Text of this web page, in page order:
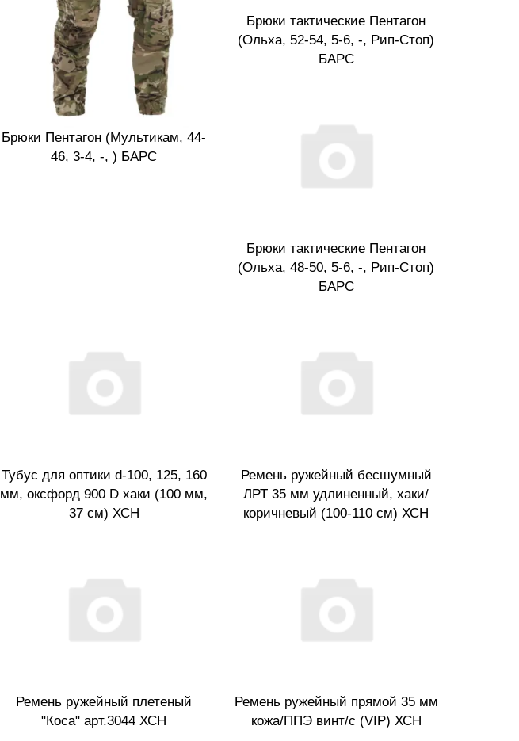
Брюки Пентагон (Мультикам, 44-
46, 3-4, -, ) БАРС
Брюки тактические Пентагон
(Ольха, 52-54, 5-6, -, Рип-Стоп)
БАРС
Брюки тактические Пентагон
(Ольха, 48-50, 5-6, -, Рип-Стоп)
БАРС
Тубус для оптики d-100, 125, 160
мм, оксфорд 900 D хаки (100 мм,
37 см) ХСН
Ремень ружейный бесшумный
ЛРТ 35 мм удлиненный, хаки/
коричневый (100-110 см) ХСН
Ремень ружейный плетеный
"Коса" арт.3044 ХСН
Ремень ружейный прямой 35 мм
кожа/ППЭ винт/с (VIP) ХСН